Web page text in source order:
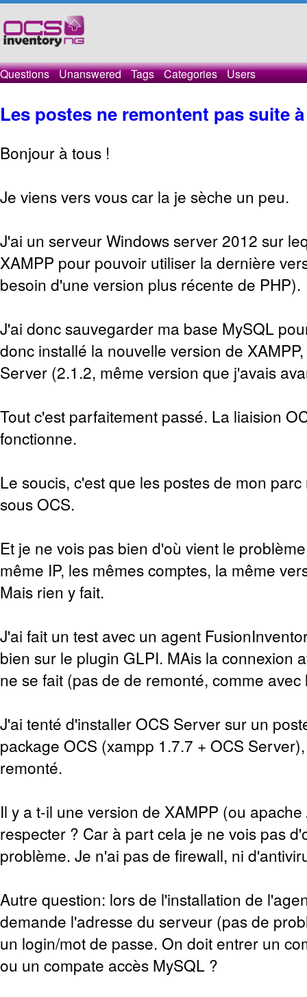
Questions Unanswered Tags Categories Users
Les postes ne remontent pas suite
Bonjour à tous !
Je viens vers vous car la je sèche un peu.
J'ai un serveur Windows server 2012 sur
XAMPP pour pouvoir utiliser la dernière
besoin d'une version plus récente de PHP).
J'ai donc sauvegarder ma base MySQL
donc installé la nouvelle version de
Server (2.1.2, même version que j'avais
Tout c'est parfaitement passé. La liaision
fonctionne.
Le soucis, c'est que les postes de mon
sous OCS.
Et je ne vois pas bien d'où vient le
même IP, les mêmes comptes, la même
Mais rien y fait.
J'ai fait un test avec un agent
bien sur le plugin GLPI. MAis la connexion
ne se fait (pas de de remonté, comme avec
J'ai tenté d'installer OCS Server sur un
package OCS (xampp 1.7.7 + OCS
remonté.
Il y a t-il une version de XAMPP (ou
respecter ? Car à part cela je ne vois pas
problème. Je n'ai pas de firewall, ni
Autre question: lors de l'installation de
demande l'adresse du serveur (pas de
un login/mot de passe. On doit entrer un
ou un compate accès MySQL ?